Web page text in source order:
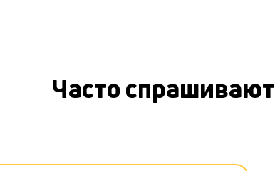
Часто спрашивают